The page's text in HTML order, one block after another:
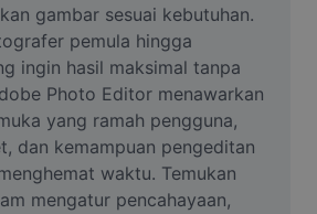
video
gambar sesuai kebutuhan.
pemula hingga
ingin hasil maksimal tanpa
Photo Editor menawarkan
yang ramah pengguna,
dan kemampuan pengeditan
waktu. Temukan
mengatur pencahayaan,